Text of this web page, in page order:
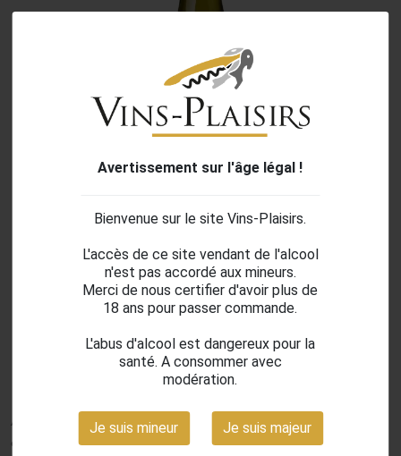
Avertissement sur l'âge légal !
Bienvenue sur le site Vins-Plaisirs.
L'accès de ce site vendant de l'alcool
n'est pas accordé aux mineurs.
Merci de nous certifier d'avoir plus de
18 ans pour passer commande.
L'abus d'alcool est dangereux pour la
santé. A consommer avec
modération.
Je suis mineur Je suis majeur
POYET 2023 MUSCADET
Arômes de fruits exotiques bien mûrs, accompagnés de notes de
caramel au lait. Bouche souple, notes briochées. Finale longue.